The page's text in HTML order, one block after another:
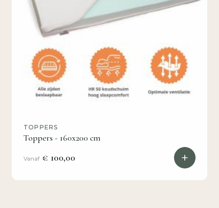
TOPPERS
Toppers - 160x200 cm
Vanaf € 100,00